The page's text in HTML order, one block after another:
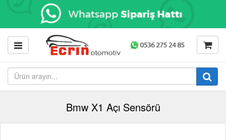
Bmw X1 Açı Sensörü